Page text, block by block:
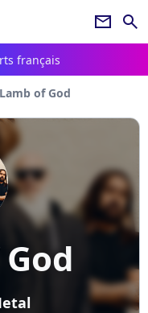
newsletter search
français
Lamb of God